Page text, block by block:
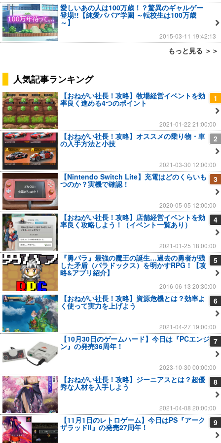
愛しいあの人は100万歳！？驚異のギャルゲー
登場!!【純愛ババア学園 ～転校生は100万歳
～】
2015-03-11 19:42:13
もっと見る ＞＞
人気記事ランキング
1
【おねがい社長！攻略】牧場経営イベントを効
率良く進める4つのポイント
2021-01-22 21:00:00
2
【おねがい社長！攻略】オススメの乗り物・車
の入手方法と小技
2021-03-30 12:00:00
3
【Nintendo Switch Lite】充電はどのくらいも
つのか？実機で確認！
2020-05-05 12:00:00
4
【おねがい社長！攻略】店舗経営イベントを効
率良く攻略しよう！（イベント一覧あり）
2021-01-25 18:00:00
5
『勇パラ』最強の魔王の誕生…過去の勇者が残
した矛盾（パラドックス）を明かすRPG！【攻
略&アプリ紹介】
2016-06-13 20:30:00
6
【おねがい社長！攻略】資源危機とは？効率よ
く使って実力を上げよう
2021-04-27 19:00:00
7
【10月30日のゲームハード】今日は『PCエンジ
ン』の発売36周年！
2023-10-30 00:00:00
8
【おねがい社長！攻略】ジーニアスとは？超優
秀な人材を入手しよう
2021-04-08 20:00:00
9
【11月1日のレトロゲーム】今日はPS『アーク
ザラッドII』の発売27周年！